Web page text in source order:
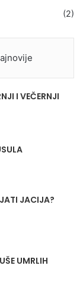
(2)
I VEČERNJI
JACIJA?
UMRLIH